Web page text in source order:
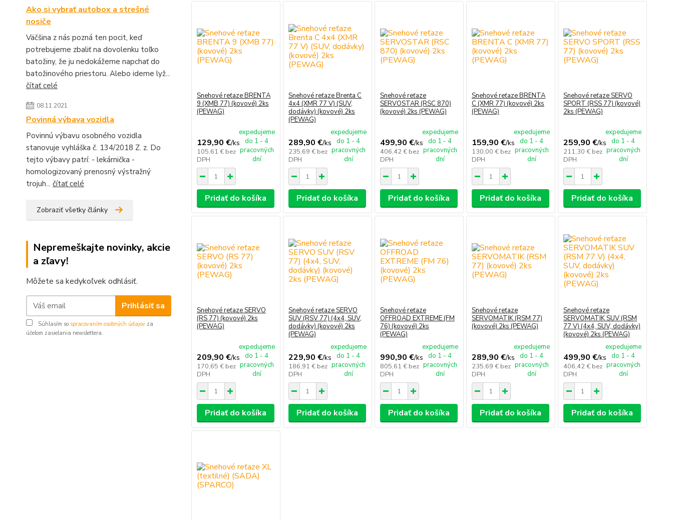
Ako si vybrať autobox a strešné
nosiče
Väčšina z nás pozná ten pocit, keď
potrebujeme zbaliť na dovolenku toľko
batožiny, že ju nedokážeme napchať do
batožinového priestoru. Alebo ideme lyž...
čítať celé
08.11.2021
Povinná výbava vozidla
Povinnú výbavu osobného vozidla
stanovuje vyhláška č. 134/2018 Z. z. Do
tejto výbavy patrí: - lekárnička -
homologizovaný prenosný výstražný
trojuh... čítať celé
Zobraziť všetky články
Nepremeškajte novinky, akcie
a zľavy!
Môžete sa kedykoľvek odhlásiť.
Prihlásiť sa
Súhlasím so spracovaním osobných údajov za
účelom zasielania newslettera.
Snehové reťaze BRENTA
9 (XMB 77) (kovové) 2ks
(PEWAG)
129,90 €/ks
105,61 € bez
DPH
expedujeme
do 1 - 4
pracovných
dní
Pridať do košíka
Snehové reťaze Brenta C
4x4 (XMR 77 V) (SUV,
dodávky) (kovové) 2ks
(PEWAG)
289,90 €/ks
235,69 € bez
DPH
expedujeme
do 1 - 4
pracovných
dní
Pridať do košíka
Snehové reťaze
SERVOSTAR (RSC 870)
(kovové) 2ks (PEWAG)
499,90 €/ks
406,42 € bez
DPH
expedujeme
do 1 - 4
pracovných
dní
Pridať do košíka
Snehové reťaze BRENTA
C (XMR 77) (kovové) 2ks
(PEWAG)
159,90 €/ks
130,00 € bez
DPH
expedujeme
do 1 - 4
pracovných
dní
Pridať do košíka
Snehové reťaze SERVO
SPORT (RSS 77) (kovové)
2ks (PEWAG)
259,90 €/ks
211,30 € bez
DPH
expedujeme
do 1 - 4
pracovných
dní
Pridať do košíka
Snehové reťaze SERVO
(RS 77) (kovové) 2ks
(PEWAG)
209,90 €/ks
170,65 € bez
DPH
expedujeme
do 1 - 4
pracovných
dní
Pridať do košíka
Snehové reťaze SERVO
SUV (RSV 77) (4x4, SUV,
dodávky) (kovové) 2ks
(PEWAG)
229,90 €/ks
186,91 € bez
DPH
expedujeme
do 1 - 4
pracovných
dní
Pridať do košíka
Snehové reťaze
OFFROAD EXTREME (FM
76) (kovové) 2ks
(PEWAG)
990,90 €/ks
805,61 € bez
DPH
expedujeme
do 1 - 4
pracovných
dní
Pridať do košíka
Snehové reťaze
SERVOMATIK (RSM 77)
(kovové) 2ks (PEWAG)
289,90 €/ks
235,69 € bez
DPH
expedujeme
do 1 - 4
pracovných
dní
Pridať do košíka
Snehové reťaze
SERVOMATIK SUV (RSM
77 V) (4x4, SUV, dodávky)
(kovové) 2ks (PEWAG)
499,90 €/ks
406,42 € bez
DPH
expedujeme
do 1 - 4
pracovných
dní
Pridať do košíka